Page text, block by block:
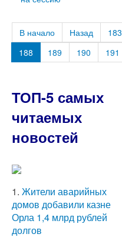
В начало Назад 183
188
189 190 191
ТОП-5 самых
читаемых
новостей
1. Жители аварийных
домов добавили казне
Орла 1,4 млрд рублей
долгов